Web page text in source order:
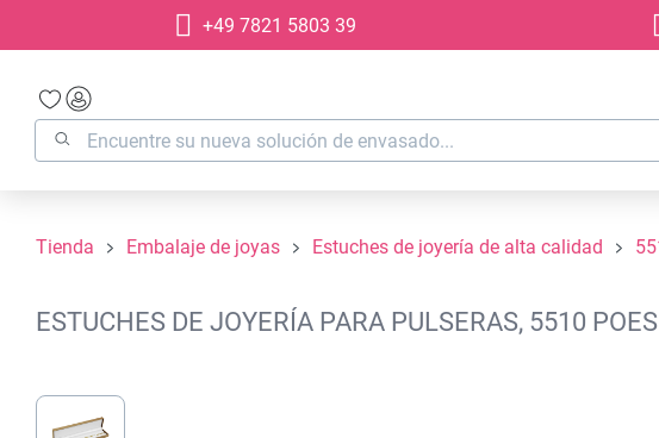
Saltar a la navegación principal
+49 7821 5803 39
Tienda Embalaje de joyas Estuches de joyería de alta calidad
ESTUCHES DE JOYERÍA PARA PULSERAS, 5510
Omitir galería de imágenes